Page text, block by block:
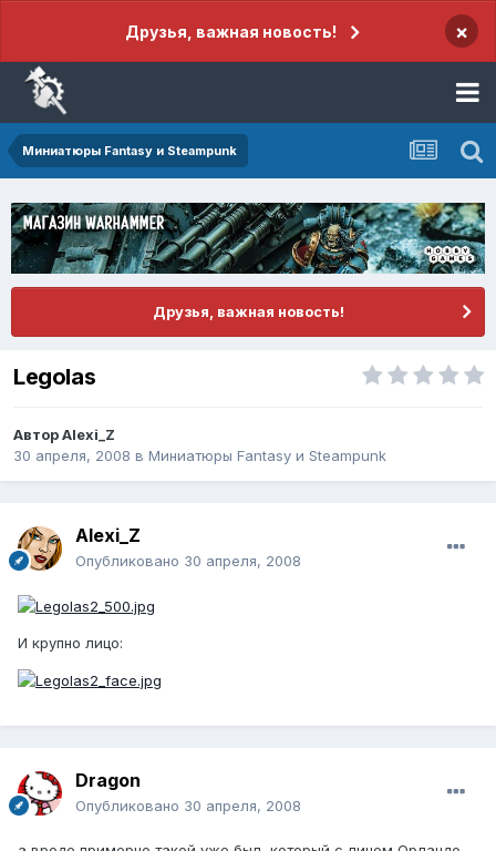
Друзья, важная новость! ×
Миниатюры Fantasy и Steampunk
Друзья, важная новость!
Legolas
АвторAlexi_Z
30 апреля, 2008 в Миниатюры Fantasy и Steampunk
Alexi_Z
Опубликовано 30 апреля, 2008
И крупно лицо:
Dragon
Опубликовано 30 апреля, 2008